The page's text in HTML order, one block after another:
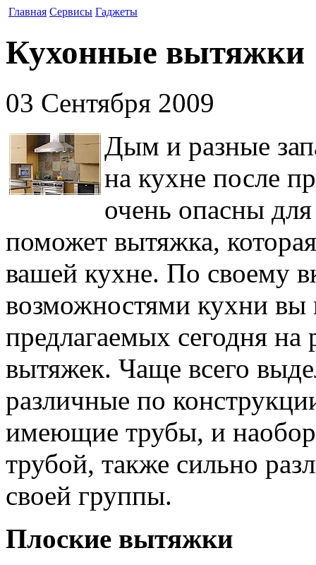
Главная Сервисы Гаджеты
Кухонные вытяжки
03 Сентября 2009
Дым и разные
на кухне после
очень опасны
поможет вытяжка,
вашей кухне. По своему
возможностями кухни
предлагаемых сегодня
вытяжек. Чаще всего
различные по
имеющие трубы, и
трубой, также сильно
своей группы.
Плоские вытяжки